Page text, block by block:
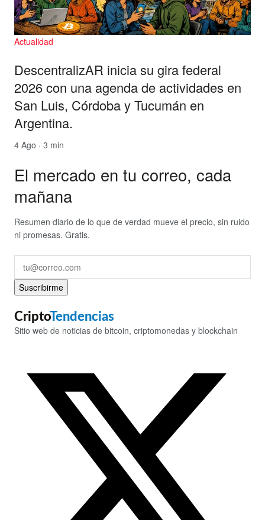
Actualidad
DescentralizAR inicia su gira federal
2026 con una agenda de actividades en
San Luis, Córdoba y Tucumán en
Argentina.
4 Ago · 3 min
El mercado en tu correo, cada
mañana
Resumen diario de lo que de verdad mueve el precio, sin ruido
ni promesas. Gratis.
Suscribirme
CriptoTendencias
Sitio web de noticias de bitcoin, criptomonedas y blockchain